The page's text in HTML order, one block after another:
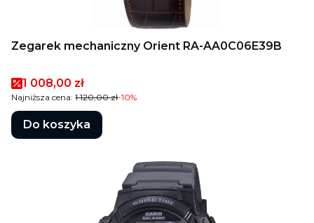
Zegarek mechaniczny Orient RA-AA0C06E39B
Cena promocyjna
1 008,00 zł
Najniższa cena: 1 120,00 zł-10%
Do koszyka